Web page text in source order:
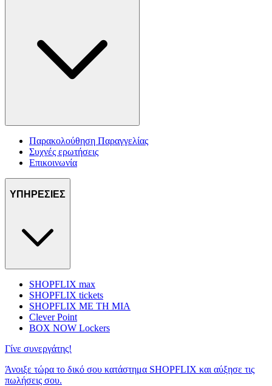
Παρακολούθηση Παραγγελίας
Συχνές ερωτήσεις
Επικοινωνία
ΥΠΗΡΕΣΙΕΣ
SHOPFLIX max
SHOPFLIX tickets
SHOPFLIX ΜΕ ΤΗ ΜΙΑ
Clever Point
BOX NOW Lockers
Γίνε συνεργάτης!
Άνοιξε τώρα το δικό σου κατάστημα SHOPFLIX και αύξησε τις
πωλήσεις σου.